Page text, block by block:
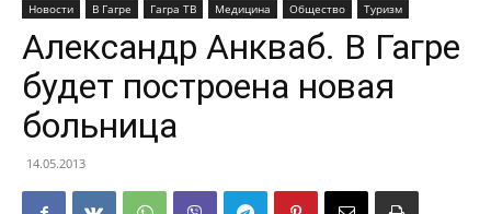
Гагрского
Новости В Гагре Гагра ТВ Медицина Общество Туризм
Александр Анкваб. В Гагре
будет построена новая
больница
14.05.2013